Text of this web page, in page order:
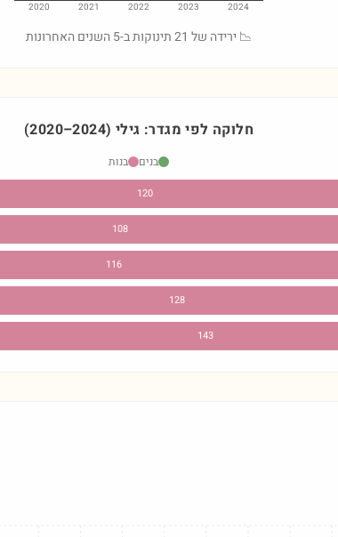
2024
2023
2022
2021
2020
📉 ירידה של 21 תינוקות ב-5 השנים האחרונות
חלוקה לפי מגדר: גילי (2020–2024)
בנים
בנות
120
108
116
128
143